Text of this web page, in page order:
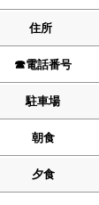
住所
☎︎電話番号
駐車場
朝食
夕食